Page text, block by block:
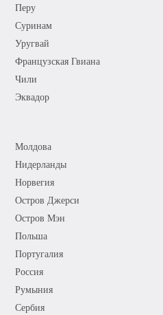
Перу
Суринам
Уругвай
Французская Гвиана
Чили
Эквадор
Молдова
Нидерланды
Норвегия
Остров Джерси
Остров Мэн
Польша
Португалия
Россия
Румыния
Сербия